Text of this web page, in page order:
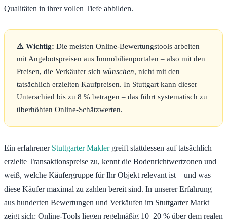
Qualitäten in ihrer vollen Tiefe abbilden.
⚠️ Wichtig: Die meisten Online-Bewertungstools arbeiten
mit Angebotspreisen aus Immobilienportalen – also mit den
Preisen, die Verkäufer sich wünschen, nicht mit den
tatsächlich erzielten Kaufpreisen. In Stuttgart kann dieser
Unterschied bis zu 8 % betragen – das führt systematisch zu
überhöhten Online-Schätzwerten.
Ein erfahrener Stuttgarter Maklergreift stattdessen auf tatsächlich
erzielte Transaktionspreise zu, kennt die Bodenrichtwertzonen und
weiß, welche Käufergruppe für Ihr Objekt relevant ist – und was
diese Käufer maximal zu zahlen bereit sind. In unserer Erfahrung
aus hunderten Bewertungen und Verkäufen im Stuttgarter Markt
zeigt sich: Online-Tools liegen regelmäßig 10–20 % über dem realen